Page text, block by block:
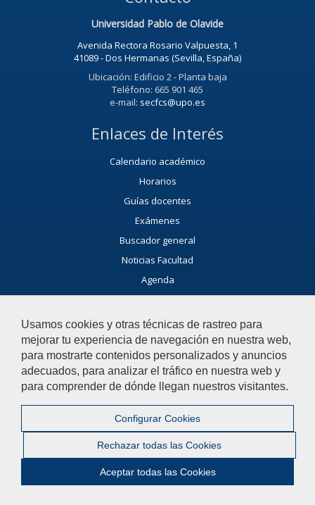
Usamos cookies y otras técnicas de rastreo para
mejorar tu experiencia de navegación en nuestra web,
para mostrarte contenidos personalizados y anuncios
adecuados, para analizar el tráfico en nuestra web y
para comprender de dónde llegan nuestros visitantes.
Configurar Cookies
Rechazar todas las Cookies
Aceptar todas las Cookies
Universidad Pablo de Olavide
Avenida Rectora Rosario Valpuesta, 1
41089 - Dos Hermanas (Sevilla, España)
Ubicación: Edificio 2 - Planta baja
Teléfono: 665 901 465
e-mail: secfcs@upo.es
Enlaces de Interés
Calendario académico
Horarios
Guías docentes
Exámenes
Buscador general
Noticias Facultad
Agenda
Agenda Cultural de la Universidad
Participa
No dudes en colaborar con la Facultad de Ciencias Sociales con
propuestas e iniciativas!
Ayúdanos a mejorar